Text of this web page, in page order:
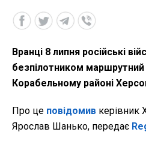
Вранці 8 липня російські
безпілотником маршрутний
Корабельному районі
Про це повідомив керівник
Ярослав Шанько, передає